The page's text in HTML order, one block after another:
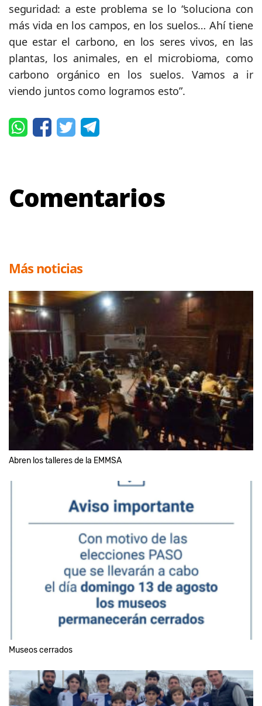
seguridad: a este problema se lo “soluciona con
más vida en los campos, en los suelos… Ahí tiene
que estar el carbono, en los seres vivos, en las
plantas, los animales, en el microbioma, como
carbono orgánico en los suelos. Vamos a ir
viendo juntos como logramos esto”.
Comentarios
Más noticias
Abren los talleres de la EMMSA
Museos cerrados